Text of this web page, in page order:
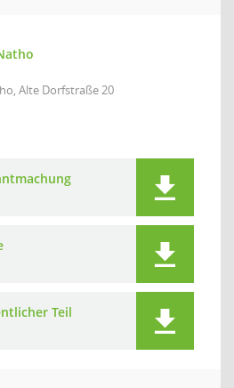
Alte Dorfstraße 20
Teil